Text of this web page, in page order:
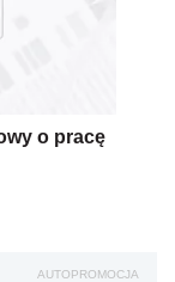
o pracę
AUTOPROMOCJA